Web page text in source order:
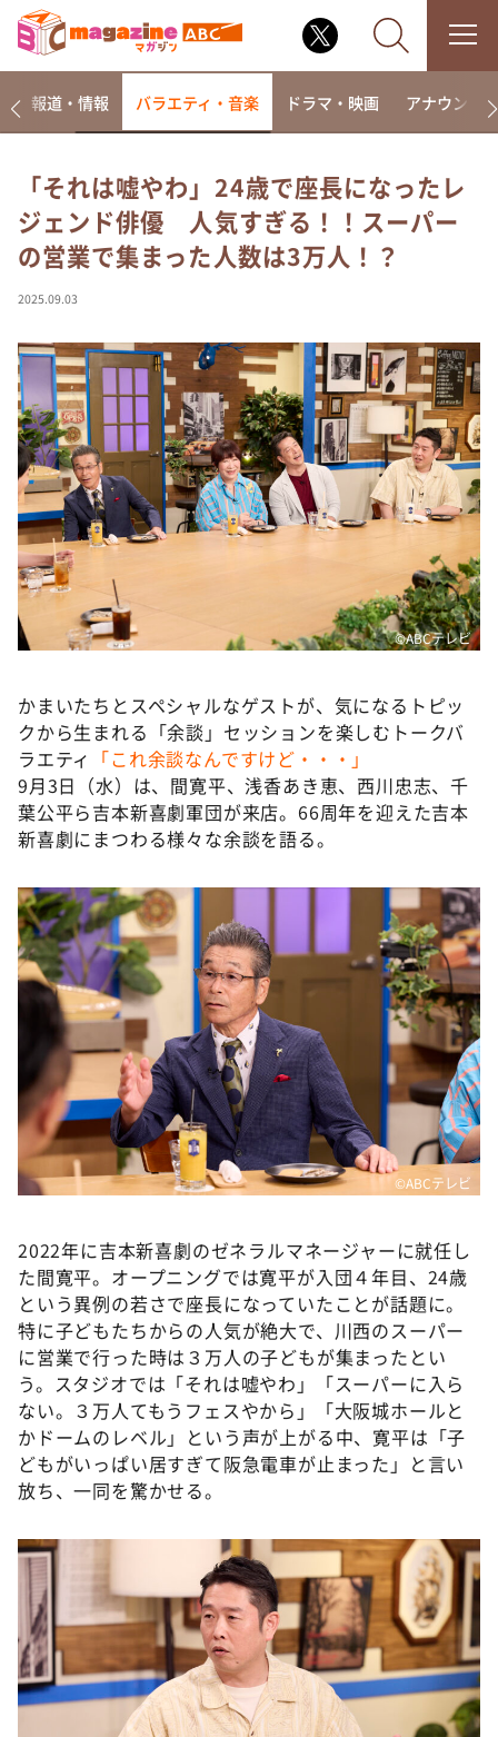
なるみ・岡村の過ぎるTV
相席食堂
これ余談なんですけど・・・
て真剣です
探偵！ナイトスクープ
news おかえり
河合＆A.B.C-Z塚田×福井アナ「なんでやねん！？」
（news おかえり）
DAIGOも台所 ～きょうの献立 何にする？～
本日はダイアンなり！シーズン２
朝だ！生です旅サラダ
教えて！ニュースライブ 正義のミカタ
新婚さんいらっしゃい！
ポツンと一軒家
ザキ山小屋本館
ぺこぱのまるスポ
アナ回覧板
報道・情報 バラエティ・音楽 ドラマ・映画 アナウンサー
「それは嘘やわ」24歳で座長になったレ
ジェンド俳優 人気すぎる！！スーパー
の営業で集まった人数は3万人！？
2025.09.03
©ABCテレビ
かまいたちとスペシャルなゲストが、気になるトピッ
クから生まれる「余談」セッションを楽しむトークバ
ラエティ 「これ余談なんですけど・・・」
9月3日（水）は、間寛平、浅香あき恵、西川忠志、千
葉公平ら吉本新喜劇軍団が来店。66周年を迎えた吉本
新喜劇にまつわる様々な余談を語る。
©ABCテレビ
2022年に吉本新喜劇のゼネラルマネージャーに就任し
た間寛平。オープニングでは寛平が入団４年目、24歳
という異例の若さで座長になっていたことが話題に。
特に子どもたちからの人気が絶大で、川西のスーパー
に営業で行った時は３万人の子どもが集まったとい
う。スタジオでは「それは嘘やわ」「スーパーに入ら
ない。３万人てもうフェスやから」「大阪城ホールと
かドームのレベル」という声が上がる中、寛平は「子
どもがいっぱい居すぎて阪急電車が止まった」と言い
放ち、一同を驚かせる。